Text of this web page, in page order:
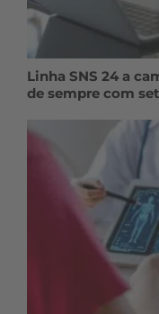
Linha SNS 24 a
de sempre com